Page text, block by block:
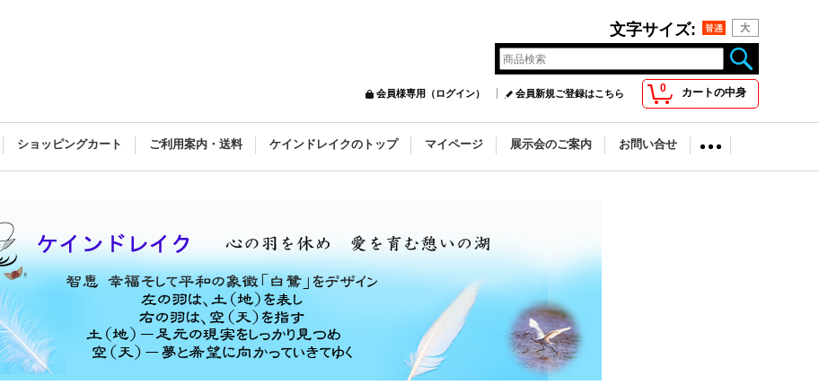
文字サイズ:
0 カートの中身
会員様専用（ログイン） 会員新規ご登録はこちら
ショッピングカート ご利用案内・送料 ケインドレイクのトップ マイページ 展示会のご案内 お問い合せ